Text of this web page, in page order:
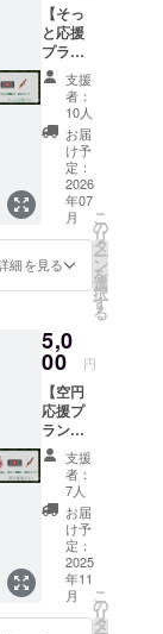
【そっ
と応援
プラ
ン】 エ
ンド
ロール
クレ
ジット
(小) ※ ・
掲載期
間：映
像が存
続する
限り掲
載 ・掲
載方
字のみ
です(10
文字以
内)。エ
ンドク
レジッ
トでの
文字サ
イズの
イメー
ジを、
以下の
リンク
(YouTub
e)に掲
載して
支援
者：
10人
お届
け予
定：
2026
年07
月
細を見る
こ
の
リ
タ
ー
ン
を
選
択
す
る
5,0
00 円
【空円
応援プ
ラン】
・
Thanks
video（
30sec
）※1 ・
お礼
メッ
セージ
・エン
ドロー
支援
者：
7人
お届
け予
定：
2025
年11
月
こ
の
リ
タ